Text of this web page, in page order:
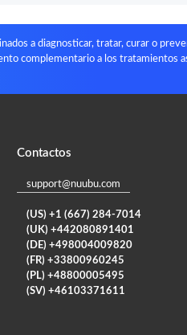
a diagnosticar, tratar, curar o
complementario a los tratamientos
Contactos
support@nuubu.com
(US) +1 (667) 284-7014
(UK) +442080891401
(DE) +498004009820
(FR) +33800960245
(PL) +48800005495
(SV) +46103371611